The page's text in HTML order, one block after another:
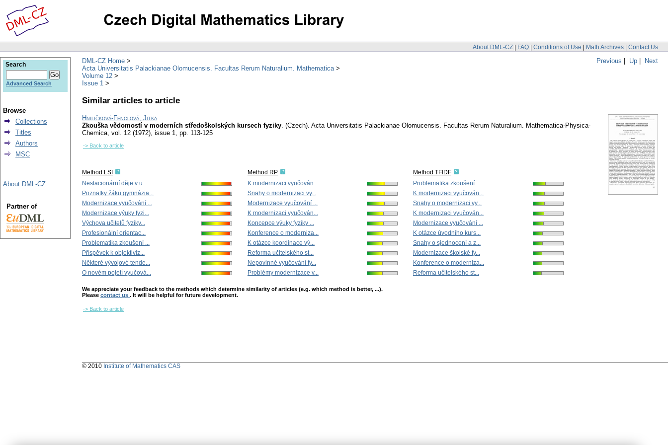
About DML-CZ | FAQ | Conditions of Use | Math Archives | Contact Us
Previous | Up | Next
DML-CZ Home
Acta Universitatis Palackianae Olomucensis. Facultas Rerum Naturalium. Mathematica
Volume 12
Issue 1
Similar articles to article
Hniličková-Fenclová, Jitka
Zkouška vědomostí v moderních středoškolských kursech fyziky. (Czech). Acta Universitatis Palackianae Olomucensis. Facultas Rerum Naturalium. Mathematica-Physica-
Chemica, vol. 12 (1972), issue 1, pp. 113-125
-> Back to article
Method LSI
Nestacionární děje v u...
Poznatky žáků gymnázia...
Modernizace vyučování ...
Modernizace výuky fyzi...
Výchova učitelů fyziky...
Profesionální orientac...
Problematika zkoušení ...
Příspěvek k objektiviz...
Některé vývojové tende...
O novém pojetí vyučová...
Method RP
K modernizaci vyučován...
Snahy o modernizaci vy...
Modernizace vyučování ...
K modernizaci vyučován...
Koncepce výuky fyziky ...
Konference o moderniza...
K otázce koordinace vý...
Reforma učitelského st...
Nepovinné vyučování fy...
Problémy modernizace v...
Method TFIDF
Problematika zkoušení ...
K modernizaci vyučován...
Snahy o modernizaci vy...
K modernizaci vyučován...
Modernizace vyučování ...
K otázce úvodního kurs...
Snahy o sjednocení a z...
Modernizace školské fy...
Konference o moderniza...
Reforma učitelského st...
We appreciate your feedback to the methods which determine similarity of articles (e.g. which method is better, ...).
Please contact us . It will be helpful for future development.
-> Back to article
Search
Advanced Search
Browse
Collections
Titles
Authors
MSC
About DML-CZ
Partner of
© 2010 Institute of Mathematics CAS